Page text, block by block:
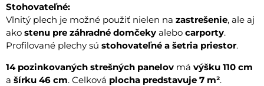
Stohovateľné:
Vlnitý plech je možné použiť nielen na zastrešenie, ale aj
ako stenu pre záhradné domčeky alebo carporty.
Profilované plechy sú stohovateľné a šetria priestor.
14 pozinkovaných strešných panelov má výšku 110 cm
a šírku 46 cm. Celková plocha predstavuje 7 m².